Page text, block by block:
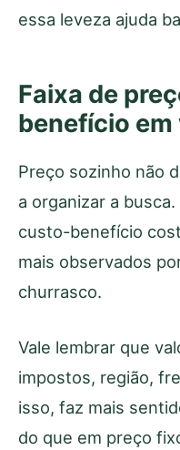
essa leveza ajuda
Faixa de
benefício
Preço sozinho não
a organizar a
custo-benefício
mais observados
churrasco.
Vale lembrar que
impostos, região,
isso, faz mais
do que em preço